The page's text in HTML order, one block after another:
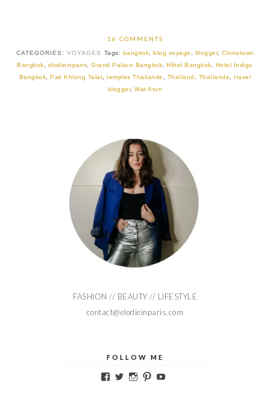
16 COMMENTS
CATEGORIES: VOYAGES Tags: bangkok blog voyage blogger, Chinatown
Bangkok
elodieinparis ,Grand Palace Bangkok ,Hôtel Bangkok
Hotel Indigo
Bangkok ,Pak Khlong Talat ,temples Thailande Thaïland Thaïlande ,travel
blogger,Wat Arun
FASHION // BEAUTY // LIFESTYLE
contact@elodieinparis.com
FOLLOW ME
Voir Voir Voir Voir